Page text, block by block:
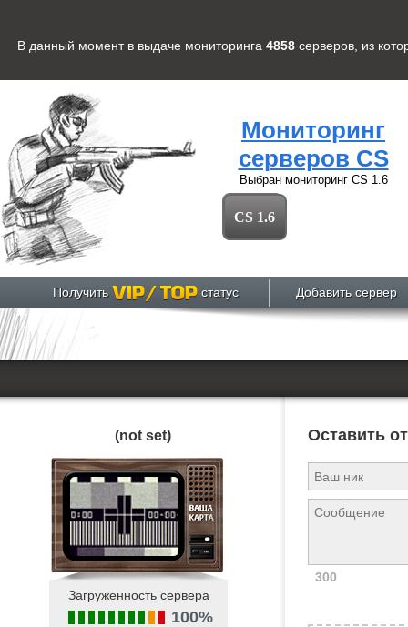
В данный момент в выдаче мониторинга 4858 серверов , из
Мониторинг
серверов CS
Выбран мониторинг CS 1.6
CS 1.6
Получить статус Добавить сервер
(not set)
Загруженность сервера
100%
Оставить
300